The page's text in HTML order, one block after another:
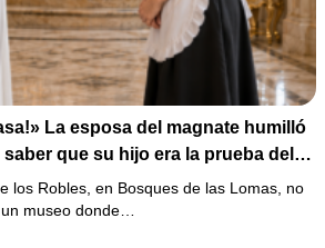
La esposa del magnate humilló
que su hijo era la prueba del
enterrado*
los Robles, en Bosques de las Lomas, no
museo donde…